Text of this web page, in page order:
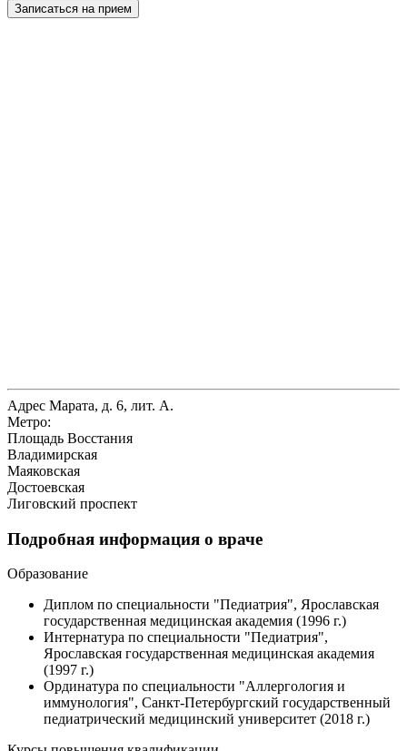
Записаться на прием
Адрес Марата, д. 6, лит. А.
Метро:
Площадь Восстания
Владимирская
Маяковская
Достоевская
Лиговский проспект
Подробная информация о враче
Образование
Диплом по специальности "Педиатрия", Ярославская
государственная медицинская академия (1996 г.)
Интернатура по специальности "Педиатрия",
Ярославская государственная медицинская академия
(1997 г.)
Ординатура по специальности "Аллергология и
иммунология", Санкт-Петербургский государственный
педиатрический медицинский университет (2018 г.)